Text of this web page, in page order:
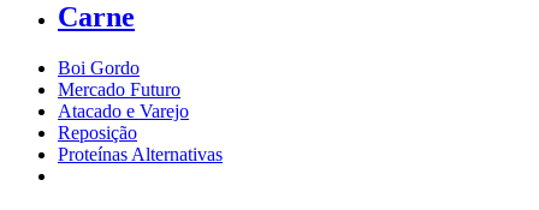
Carne
Boi Gordo
Mercado Futuro
Atacado e Varejo
Reposição
Proteínas Alternativas